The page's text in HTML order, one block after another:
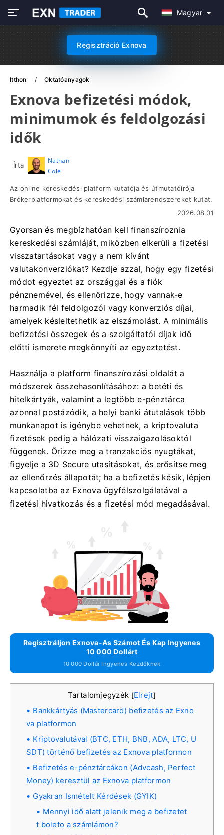
Magyar
Regisztráció Exnova
Itthon Oktatóanyagok
Exnova befizetési módok,
minimumok és feldolgozási
idők
Írta
Nathan
Cole
Az online kereskedési platform kutatója és útmutatóírója
Brókerplatformokat és kereskedési számlarendszereket kutat.
2026.08.01
Gyorsan és megbízhatóan kell finanszíroznia
kereskedési számláját, miközben elkerüli a fizetési
visszatartásokat vagy a nem kívánt
valutakonverziókat? Kezdje azzal, hogy egy fizetési
módot egyeztet az országgal és a fiók
pénznemével, és ellenőrizze, hogy vannak-e
harmadik fél feldolgozói vagy konverziós díjai,
amelyek késleltethetik az elszámolást. A minimális
befizetési összegek és a szolgáltatói díjak idő
előtti ismerete megkönnyíti az egyeztetést.
Használja a platform finanszírozási oldalát a
módszerek összehasonlításához: a betéti és
hitelkártyák, valamint a legtöbb e-pénztárca
azonnal postázódik, a helyi banki átutalások több
munkanapot is igénybe vehetnek, a kriptovaluta
fizetések pedig a hálózati visszaigazolásoktól
függenek. Őrizze meg a tranzakciós nyugtákat,
figyelje a 3D Secure utasításokat, és erősítse meg
az ellenőrzés állapotát; ha a befizetés késik, lépjen
kapcsolatba az Exnova ügyfélszolgálatával a
fizetési hivatkozás és a fizetési mód megadásával.
Regisztráljon Exnova-As Számot És Kap Ingyenes
10 000 Dollárt
10 000 Dollár Ingyenes Kezdőknek
Tartalomjegyzék [Elrejt]
Bankkártyás (Mastercard) befizetés az Exno
va platformon
Kriptovalutával (BTC, ETH, BNB, ADA, LTC, U
SDT) történő befizetés az Exnova platformon
Befizetés e-pénztárcákon (Advcash, Perfect
Money) keresztül az Exnova platformon
Gyakran Ismételt Kérdések (GYIK)
Mennyi idő alatt jelenik meg a befizetet
t boleto a számlámon?